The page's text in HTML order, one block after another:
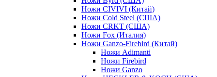
Ножи CIVIVI (Китай)
Ножи Cold Steel (США)
Ножи CRKT (США)
Ножи Fox (Италия)
Ножи Ganzo-Firebird (Китай)
Ножи Adimanti
Ножи Firebird
Ножи Ganzo